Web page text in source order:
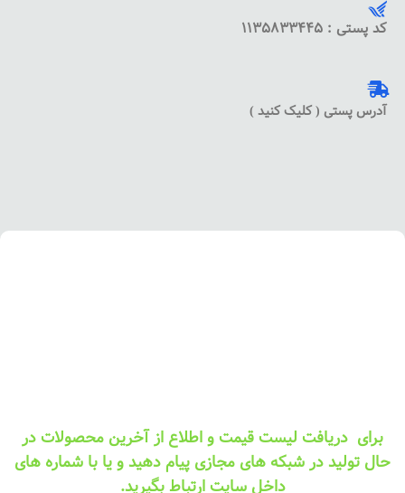
کد پستی : 1135833445
آدرس پستی ( کلیک کنید )
برای دریافت لیست قیمت و اطلاع از آخرین محصولات در
حال تولید در شبکه های مجازی پیام دهید و یا با شماره های
داخل سایت ارتباط بگیرید.